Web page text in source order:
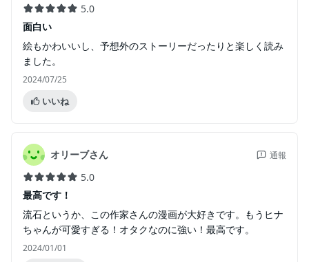
5.0
面白い
絵もかわいいし、予想外のストーリーだったりと楽しく読み
ました。
2024/07/25
いいね
オリーブさん 通報
5.0
最高です！
流石というか、この作家さんの漫画が大好きです。もうヒナ
ちゃんが可愛すぎる！オタクなのに強い！最高です。
2024/01/01